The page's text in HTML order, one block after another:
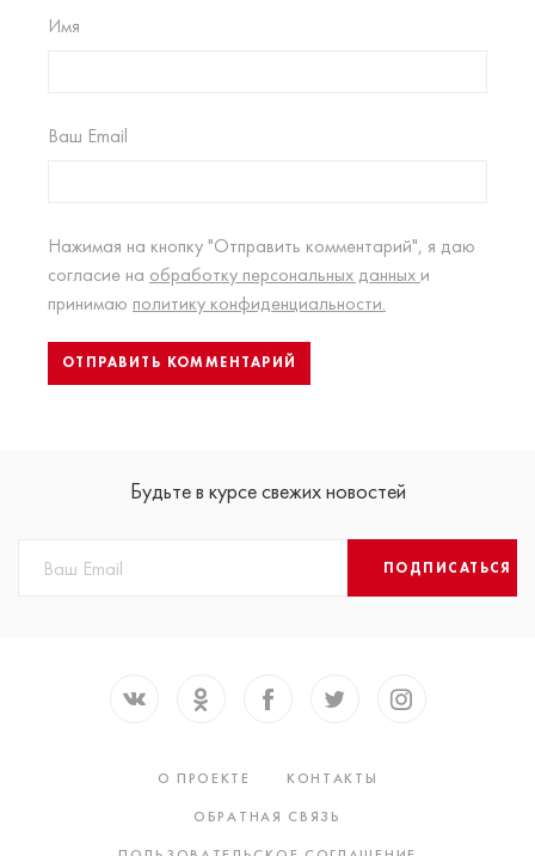
Имя
Ваш Email
Нажимая на кнопку "Отправить комментарий", я даю
согласие на обработку персональных данных и
принимаю политику конфиденциальности.
Будьте в курсе свежих новостей
ПОДПИСАТЬСЯ
О ПРОЕКТЕ
КОНТАКТЫ
ОБРАТНАЯ СВЯЗЬ